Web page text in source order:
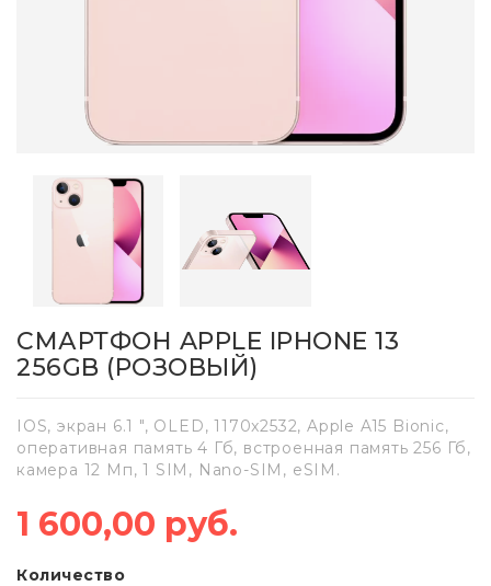
СМАРТФОН APPLE IPHONE 13
256GB (РОЗОВЫЙ)
IOS, экран 6.1 ", OLED, 1170x2532, Apple A15 Bionic,
оперативная память 4 Гб, встроенная память 256 Гб,
камера 12 Мп, 1 SIM, Nano-SIM, eSIM.
1 600,00 руб.
Количество